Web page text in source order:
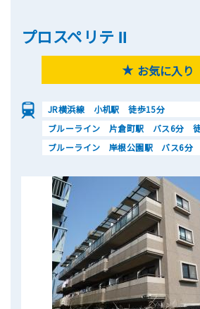
プロスペリテ Ⅱ
お気に入り
JR横浜線 小机駅 徒歩15分
ブルーライン 片倉町駅 バス6分
ブルーライン 岸根公園駅 バス6分